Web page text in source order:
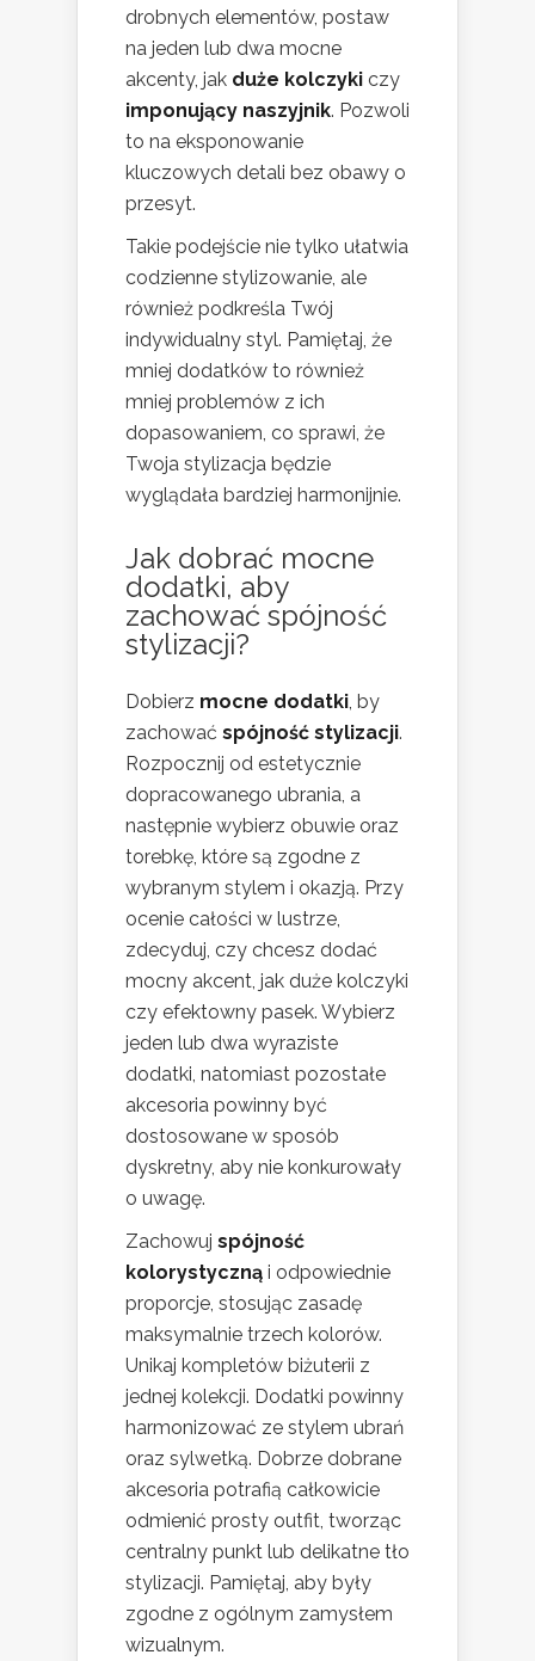
drobnych elementów, postaw
na jeden lub dwa mocne
akcenty, jak duże kolczyki czy
imponujący naszyjnik. Pozwoli
to na eksponowanie
kluczowych detali bez obawy o
przesyt.
Takie podejście nie tylko ułatwia
codzienne stylizowanie, ale
również podkreśla Twój
indywidualny styl. Pamiętaj, że
mniej dodatków to również
mniej problemów z ich
dopasowaniem, co sprawi, że
Twoja stylizacja będzie
wyglądała bardziej harmonijnie.
Jak dobrać mocne
dodatki, aby
zachować spójność
stylizacji?
Dobierz mocne dodatki, by
zachować spójność stylizacji.
Rozpocznij od estetycznie
dopracowanego ubrania, a
następnie wybierz obuwie oraz
torebkę, które są zgodne z
wybranym stylem i okazją. Przy
ocenie całości w lustrze,
zdecyduj, czy chcesz dodać
mocny akcent, jak duże kolczyki
czy efektowny pasek. Wybierz
jeden lub dwa wyraziste
dodatki, natomiast pozostałe
akcesoria powinny być
dostosowane w sposób
dyskretny, aby nie konkurowały
o uwagę.
Zachowuj spójność
kolorystyczną i odpowiednie
proporcje, stosując zasadę
maksymalnie trzech kolorów.
Unikaj kompletów biżuterii z
jednej kolekcji. Dodatki powinny
harmonizować ze stylem ubrań
oraz sylwetką. Dobrze dobrane
akcesoria potrafią całkowicie
odmienić prosty outfit, tworząc
centralny punkt lub delikatne tło
stylizacji. Pamiętaj, aby były
zgodne z ogólnym zamysłem
wizualnym.